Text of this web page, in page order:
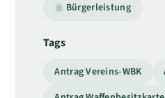
Bürgerleistung
Tags
Antrag Vereins-WBK